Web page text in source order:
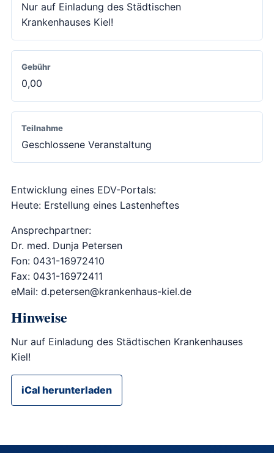
Nur auf Einladung des Städtischen
Krankenhauses Kiel!
Gebühr
0,00
Teilnahme
Geschlossene Veranstaltung
Entwicklung eines EDV-Portals:
Heute: Erstellung eines Lastenheftes
Ansprechpartner:
Dr. med. Dunja Petersen
Fon: 0431-16972410
Fax: 0431-16972411
eMail: d.petersen@krankenhaus-kiel.de
Hinweise
Nur auf Einladung des Städtischen Krankenhauses
Kiel!
iCal herunterladen